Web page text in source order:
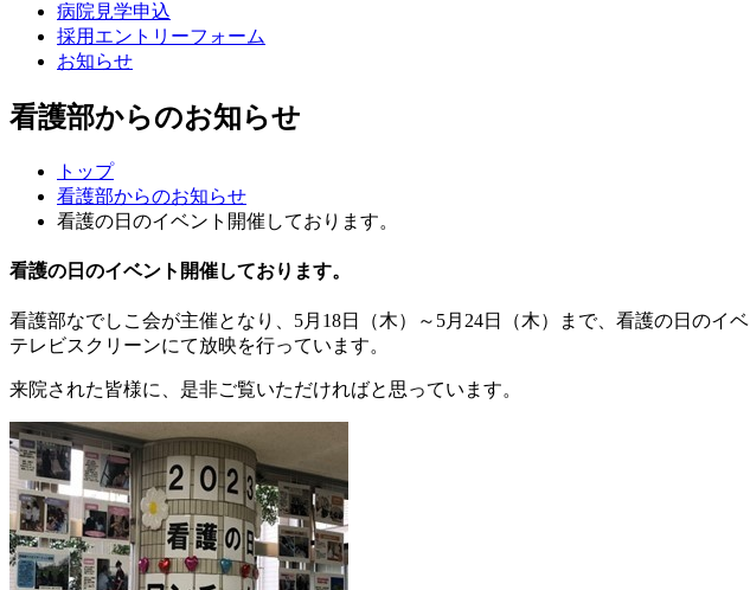
病院見学申込
採用エントリーフォーム
お知らせ
看護部からのお知らせ
トップ
看護部からのお知らせ
看護の日のイベント開催しております。
看護の日のイベント開催しております。
看護部なでしこ会が主催となり、5月18日（木）～5月24日（木）まで、看護の日の
テレビスクリーンにて放映を行っています。
来院された皆様に、是非ご覧いただければと思っています。